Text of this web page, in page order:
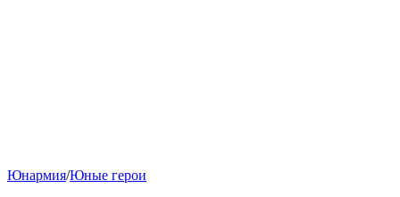
Юнармия/Юные герои